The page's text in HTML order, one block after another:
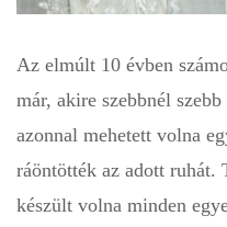
Az elmúlt 10 évben
már, akire szebbnél
azonnal mehetett volna
ráöntötték az adott ruhát.
készült volna minden